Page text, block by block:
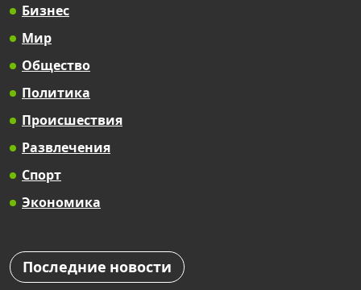
Бизнес
Мир
Общество
Политика
Происшествия
Развлечения
Спорт
Экономика
Последние новости